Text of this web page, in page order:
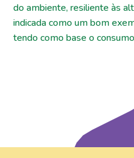
do ambiente, resiliente às
indicada como um bom
tendo como base o